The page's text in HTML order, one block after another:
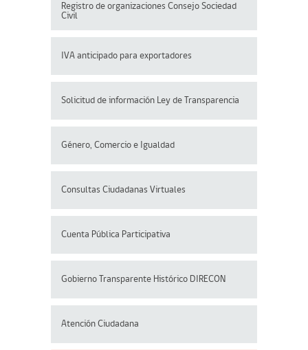
Registro de organizaciones Consejo Sociedad
Civil
IVA anticipado para exportadores
Solicitud de información Ley de Transparencia
Género, Comercio e Igualdad
Consultas Ciudadanas Virtuales
Cuenta Pública Participativa
Gobierno Transparente Histórico DIRECON
Atención Ciudadana